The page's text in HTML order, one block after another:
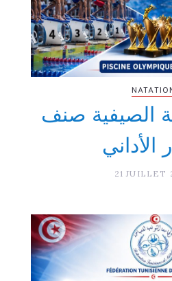
الصيفية صنف
الأداني
21 JUILLET